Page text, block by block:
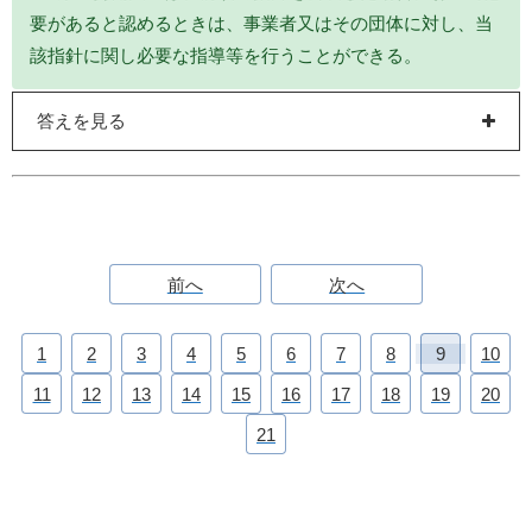
要があると認めるときは、事業者又はその団体に対し、当
該指針に関し必要な指導等を行うことができる。
答えを見る
前へ 次へ
1 2 3 4 5 6 7 8 9
10
11
12 13 14 15 16 17 18 19
20
21